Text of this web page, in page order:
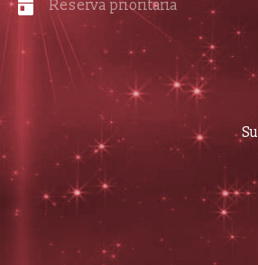
Reserva prioritaria